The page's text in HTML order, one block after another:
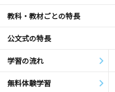
教科・教材ごとの特長
公文式の特長
学習の流れ
無料体験学習